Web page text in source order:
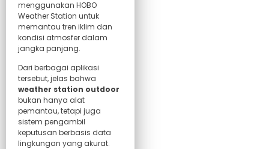
menggunakan HOBO
Weather Station untuk
memantau tren iklim dan
kondisi atmosfer dalam
jangka panjang.
Dari berbagai aplikasi
tersebut, jelas bahwa
weather station outdoor
bukan hanya alat
pemantau, tetapi juga
sistem pengambil
keputusan berbasis data
lingkungan yang akurat.